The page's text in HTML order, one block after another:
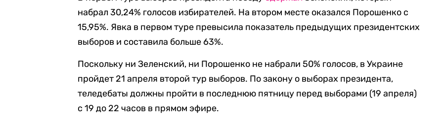
набрал 30,24% голосов избирателей. На втором месте оказался Порошенко с
15,95%. Явка в первом туре превысила показатель предыдущих президентских
выборов и составила больше 63%.
Поскольку ни Зеленский, ни Порошенко не набрали 50% голосов, в Украине
пройдет 21 апреля второй тур выборов. По закону о выборах президента,
теледебаты должны пройти в последнюю пятницу перед выборами (19 апреля)
с 19 до 22 часов в прямом эфире.